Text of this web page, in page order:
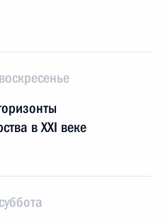
в XXI веке